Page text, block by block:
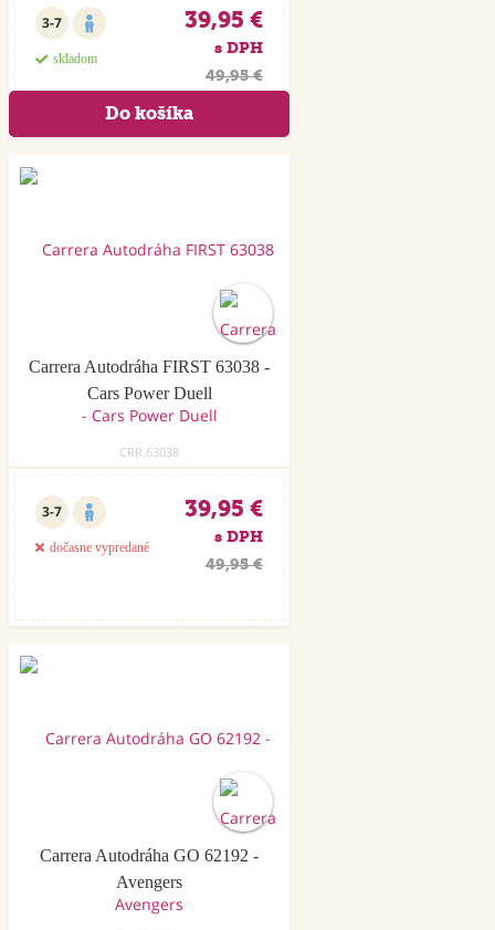
3-7
skladom
39,95 €
s DPH
49,95 €
Carrera Autodráha FIRST 63038 -
Cars Power Duell
CRR.63038
3-7
dočasne vypredané
39,95 €
s DPH
49,95 €
Carrera Autodráha GO 62192 -
Avengers